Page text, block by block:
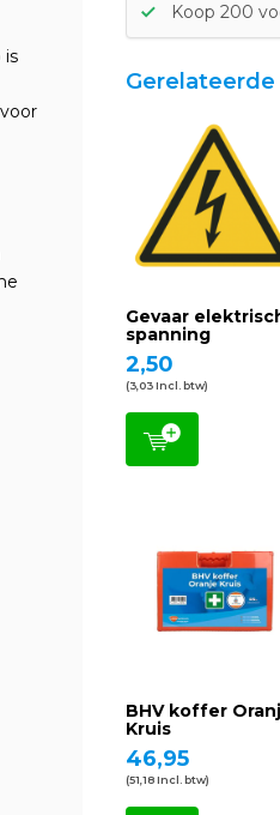
is
Koop 200
Gevaar
spanning
2,50
(3,03 Incl. btw)
BHV koffer
Kruis
46,95
(51,18 Incl. btw)